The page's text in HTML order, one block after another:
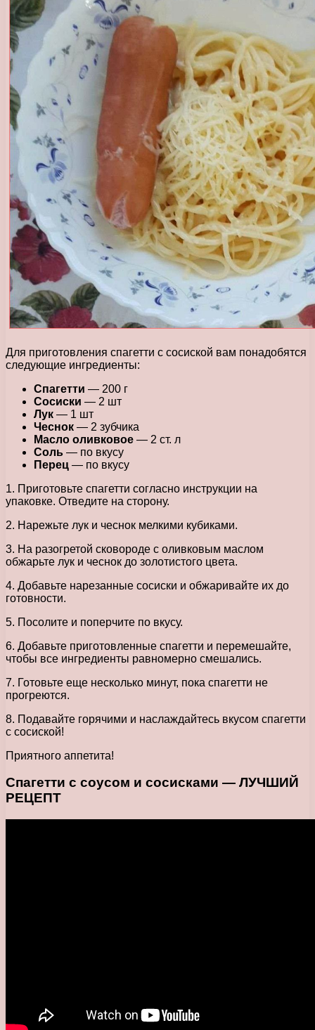
Для приготовления спагетти с сосиской вам понадобятся
следующие ингредиенты:
Спагетти — 200 г
Сосиски — 2 шт
Лук — 1 шт
Чеснок — 2 зубчика
Масло оливковое — 2 ст. л
Соль — по вкусу
Перец — по вкусу
1. Приготовьте спагетти согласно инструкции на
упаковке. Отведите на сторону.
2. Нарежьте лук и чеснок мелкими кубиками.
3. На разогретой сковороде с оливковым маслом
обжарьте лук и чеснок до золотистого цвета.
4. Добавьте нарезанные сосиски и обжаривайте их до
готовности.
5. Посолите и поперчите по вкусу.
6. Добавьте приготовленные спагетти и перемешайте,
чтобы все ингредиенты равномерно смешались.
7. Готовьте еще несколько минут, пока спагетти не
прогреются.
8. Подавайте горячими и наслаждайтесь вкусом спагетти
с сосиской!
Приятного аппетита!
Спагетти с соусом и сосисками — ЛУЧШИЙ
РЕЦЕПТ